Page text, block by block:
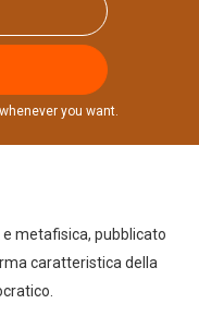
you want.
metafisica, pubblicato
caratteristica della